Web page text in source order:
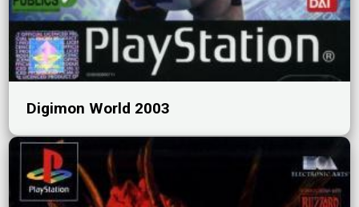
Digimon World 2003